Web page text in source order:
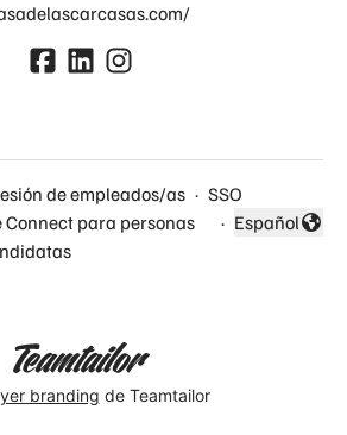
de empleados/as · SSO
Connect para personas
·
Cambiar
Español
branding de Teamtailor